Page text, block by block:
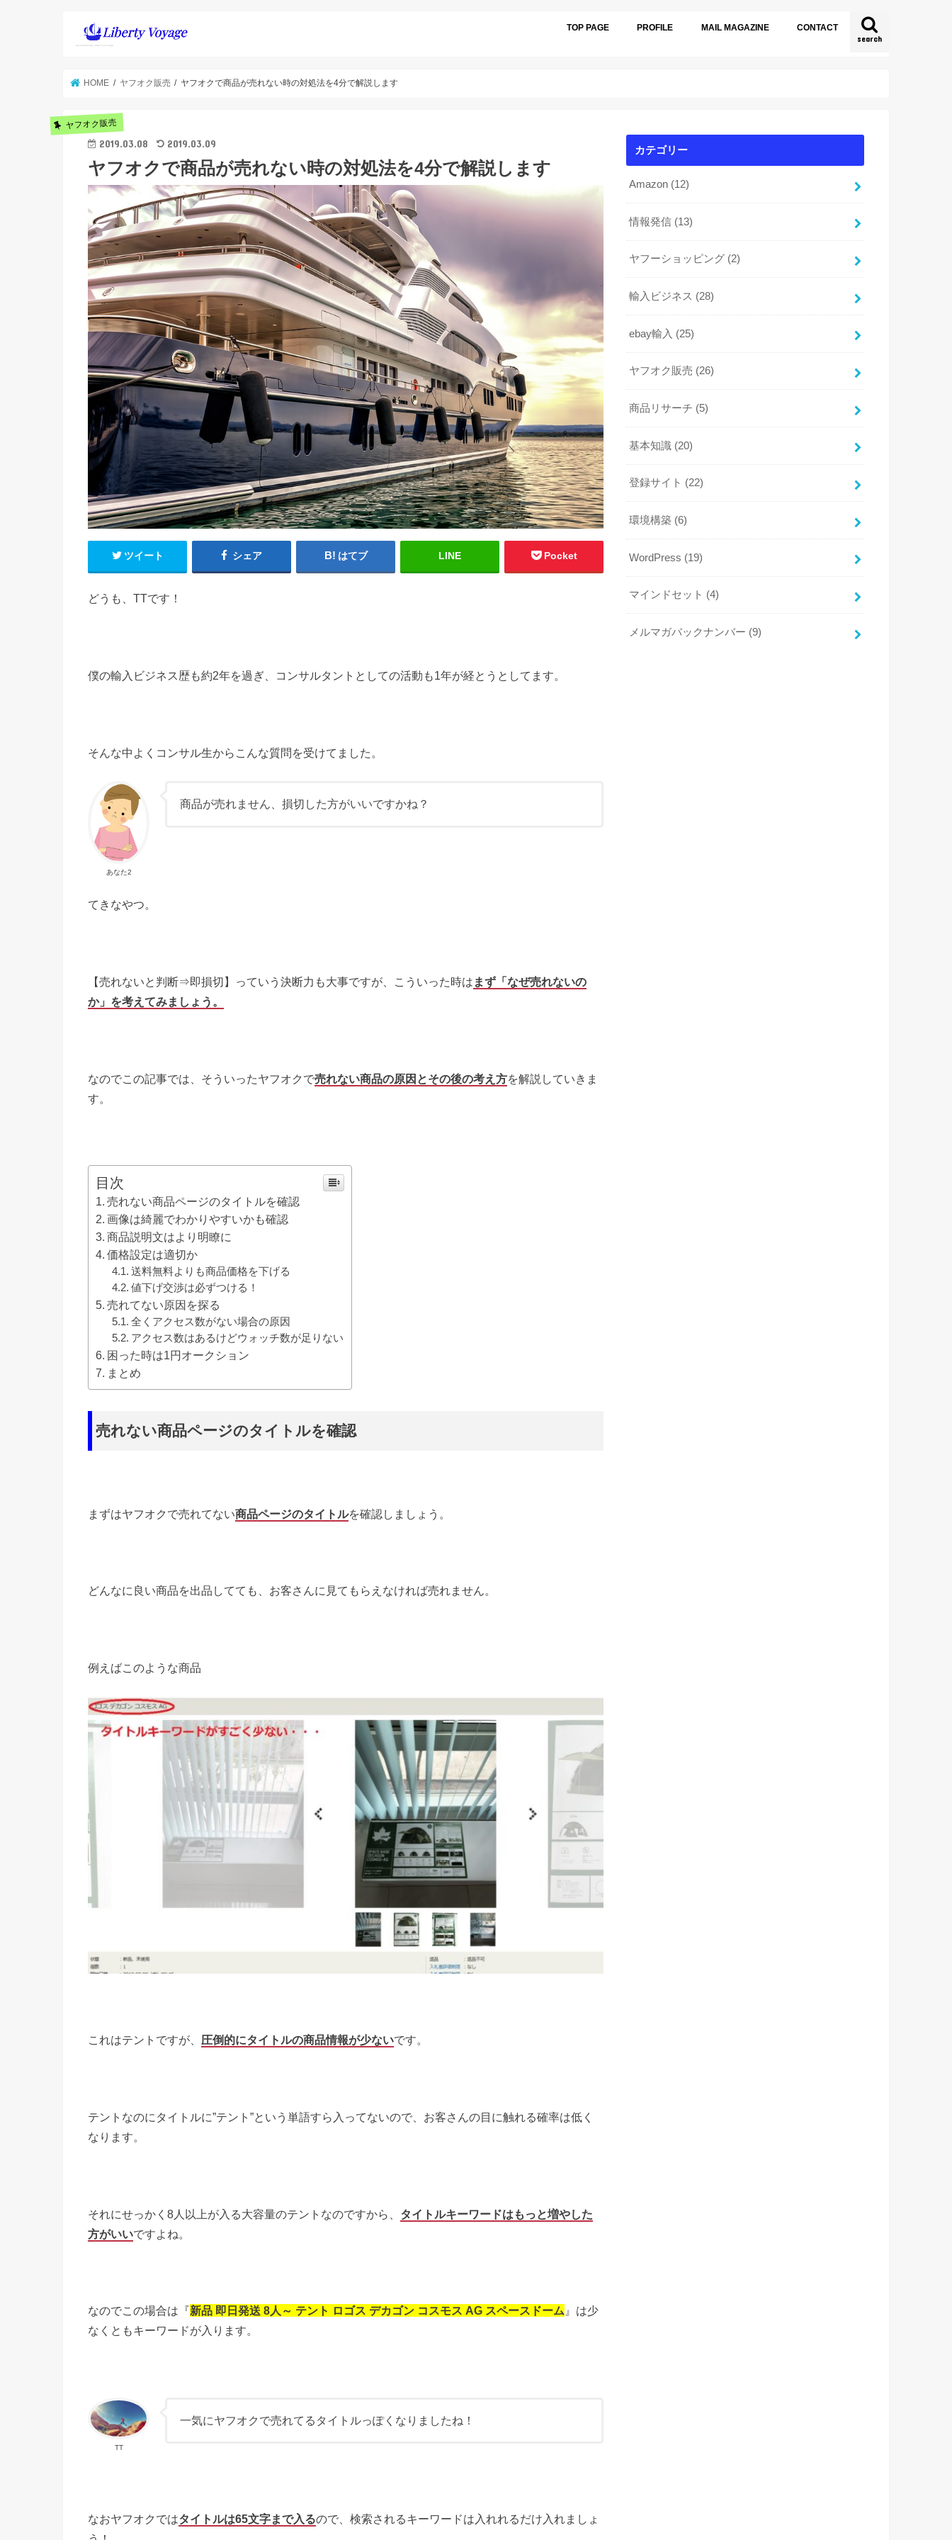
search
TOP PAGE PROFILE MAIL MAGAZINE CONTACT
HOME ヤフオク販売 ヤフオクで商品が売れない時の対処法を4分で解説します
ヤフオク販売
2019.03.08 2019.03.09
ヤフオクで商品が売れない時の対処法を4分で解説します
ツイート シェア はてブ LINE Pocket
どうも、TTです！
僕の輸入ビジネス歴も約2年を過ぎ、コンサルタントとしての活動も1年が経とうとしてます。
そんな中よくコンサル生からこんな質問を受けてました。
あなた2
商品が売れません、損切した方がいいですかね？
てきなやつ。
【売れないと判断⇒即損切】っていう決断力も大事ですが、こういった時は まず「なぜ売れないの
か」を考えてみましょう。
なのでこの記事では、そういったヤフオクで売れない商品の原因とその後の考え方を解説していきま
す。
目次
売れない商品ページのタイトルを確認
画像は綺麗でわかりやすいかも確認
商品説明文はより明瞭に
価格設定は適切か
送料無料よりも商品価格を下げる
値下げ交渉は必ずつける！
売れてない原因を探る
全くアクセス数がない場合の原因
アクセス数はあるけどウォッチ数が足りない
困った時は1円オークション
まとめ
売れない商品ページのタイトルを確認
まずはヤフオクで売れてない商品ページのタイトルを確認しましょう。
どんなに良い商品を出品してても、お客さんに見てもらえなければ売れません。
例えばこのような商品
これはテントですが、 圧倒的にタイトルの商品情報が少ないです。
テントなのにタイトルに”テント”という単語すら入ってないので、お客さんの目に触れる確率は低く
なります。
それにせっかく8人以上が入る大容量のテントなのですから、 タイトルキーワードはもっと増やした
方がいいですよね。
なのでこの場合は『新品 即日発送 8人～ テント ロゴス デカゴン コスモス AG スペースドーム 』は少
なくともキーワードが入ります。
TT
一気にヤフオクで売れてるタイトルっぽくなりましたね！
なおヤフオクではタイトルは65文字まで入るので、検索されるキーワードは入れれるだけ入れましょ
カテゴリー
Amazon (12)
情報発信 (13)
ヤフーショッピング (2)
輸入ビジネス (28)
ebay輸入 (25)
ヤフオク販売 (26)
商品リサーチ (5)
基本知識 (20)
登録サイト (22)
環境構築 (6)
WordPress (19)
マインドセット (4)
メルマガバックナンバー (9)